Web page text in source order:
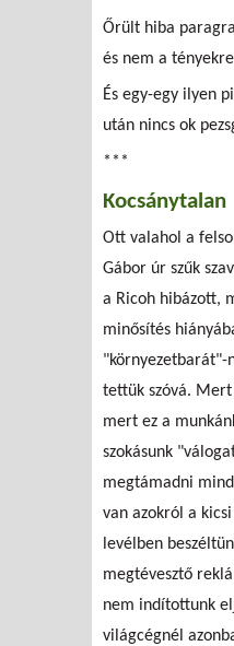
Őrült hiba
és nem a
És egy-egy ilyen
után nincs ok
***
Kocsánytalan
Ott valahol a
Gábor úr szűk
a Ricoh hibázott,
minősítés
"környezetbarát"-
tettük szóvá.
mert ez a
szokásunk
megtámadni
van azokról a
levélben
megtévesztő
nem indítottunk
világcégnél